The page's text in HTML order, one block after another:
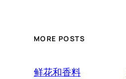
MORE POSTS
鲜花和香料